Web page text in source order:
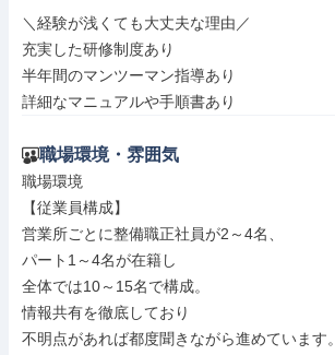
＼経験が浅くても大丈夫な理由／
充実した研修制度あり
半年間のマンツーマン指導あり
詳細なマニュアルや手順書あり
職場環境・雰囲気
職場環境
【従業員構成】
営業所ごとに整備職正社員が2～4名、
パート1～4名が在籍し
全体では10～15名で構成。
情報共有を徹底しており
不明点があれば都度聞きながら進めています。